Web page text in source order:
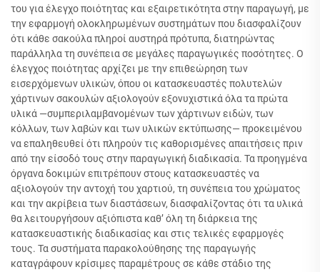
του για έλεγχο ποιότητας και εξαιρετικότητα στην παραγωγή, με
την εφαρμογή ολοκληρωμένων συστημάτων που διασφαλίζουν
ότι κάθε σακούλα πληροί αυστηρά πρότυπα, διατηρώντας
παράλληλα τη συνέπεια σε μεγάλες παραγωγικές ποσότητες. Ο
έλεγχος ποιότητας αρχίζει με την επιθεώρηση των
εισερχόμενων υλικών, όπου οι κατασκευαστές πολυτελών
χάρτινων σακουλών αξιολογούν εξονυχιστικά όλα τα πρώτα
υλικά —συμπεριλαμβανομένων των χάρτινων ειδών, των
κόλλων, των λαβών και των υλικών εκτύπωσης— προκειμένου
να επαληθευθεί ότι πληρούν τις καθορισμένες απαιτήσεις πριν
από την είσοδό τους στην παραγωγική διαδικασία. Τα προηγμένα
όργανα δοκιμών επιτρέπουν στους κατασκευαστές να
αξιολογούν την αντοχή του χαρτιού, τη συνέπεια του χρώματος
και την ακρίβεια των διαστάσεων, διασφαλίζοντας ότι τα υλικά
θα λειτουργήσουν αξιόπιστα καθ’ όλη τη διάρκεια της
κατασκευαστικής διαδικασίας και στις τελικές εφαρμογές
τους. Τα συστήματα παρακολούθησης της παραγωγής
καταγράφουν κρίσιμες παραμέτρους σε κάθε στάδιο της